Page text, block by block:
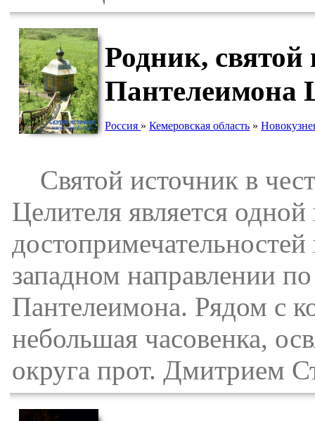
Родник,
Пантелеимона
Россия »Кемеровская область »
Святой источник в
Целителя является
западном направлении
Пантелеимона. Рядом с
небольшая часовенка,
округа прот. Дмитрием